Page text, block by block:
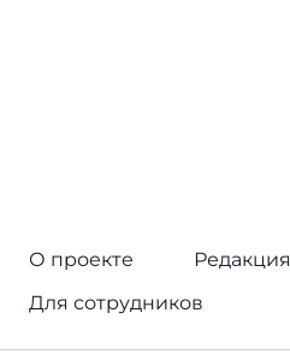
О проекте
Редакция
Для сотрудников